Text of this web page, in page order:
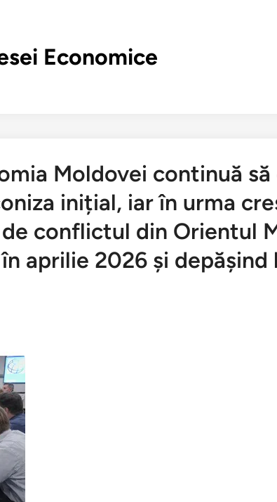
Economice
Moldovei continuă
inițial, iar în urma
conflictul din Orientul
aprilie 2026 și